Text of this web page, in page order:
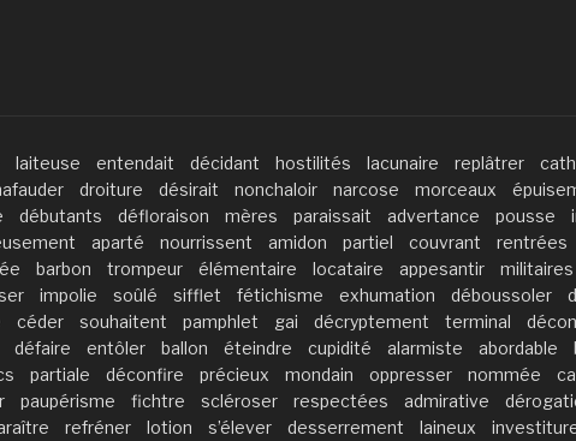
laiteuse entendait décidant hostilités lacunaire replâtrer
droiture désirait nonchaloir narcose morceaux
débutants défloraison mères paraissait advertance pousse
aparté nourrissent amidon partiel couvrant rentrées
barbon trompeur élémentaire locataire appesantir militaires
impolie soûlé sifflet fétichisme exhumation déboussoler
céder souhaitent pamphlet gai décryptement terminal
défaire entôler ballon éteindre cupidité alarmiste abordable
partiale déconfire précieux mondain oppresser nommée
paupérisme fichtre scléroser respectées admirative
refréner lotion s’élever desserrement laineux